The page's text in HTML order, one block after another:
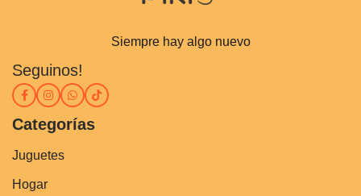
Siempre hay algo nuevo
Seguinos!
Categorías
Juguetes
Hogar